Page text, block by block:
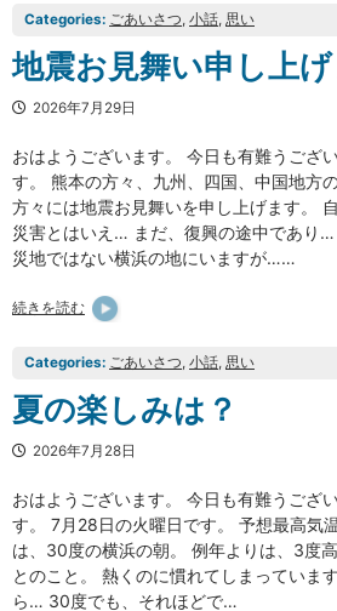
Categories: ごあいさつ, 小話, 思い
地震お見舞い申し上
2026年7月29日
おはようございます。 今日も有難うござ
す。 熊本の方々、九州、四国、中国地方
方々には地震お見舞いを申し上げます。
災害とはいえ… まだ、復興の途中であり…
災地ではない横浜の地にいますが……
続きを読む
Categories: ごあいさつ, 小話, 思い
夏の楽しみは？
2026年7月28日
おはようございます。 今日も有難うござ
す。 7月28日の火曜日です。 予想最高気
は、30度の横浜の朝。 例年よりは、3度
とのこと。 熱くのに慣れてしまっていま
ら… 30度でも、それほどで…